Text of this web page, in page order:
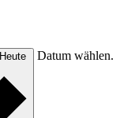
Heute Datum wählen.